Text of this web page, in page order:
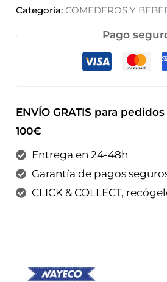
Categoría:COMEDEROS Y
Pago
ENVÍO GRATIS para
100€
Entrega en 24-48h
Garantía de pagos
CLICK & COLLECT,